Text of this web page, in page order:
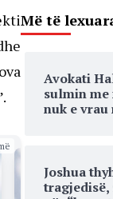
Më të
Avokati
sulmin me
nuk e vrau
Joshua